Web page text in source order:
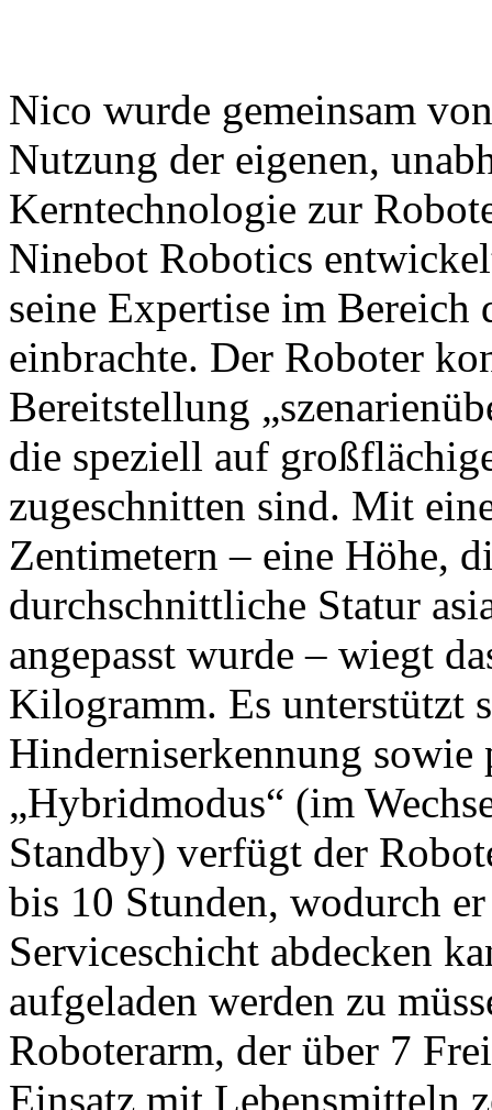
Nico wurde gemeinsam
Nutzung der eigenen,
Kerntechnologie zur
Ninebot Robotics
seine Expertise im
einbrachte. Der Roboter
Bereitstellung
die speziell auf
zugeschnitten sind. Mit
Zentimetern – eine Höhe,
durchschnittliche Statur
angepasst wurde – wiegt
Kilogramm. Es unterstützt
Hinderniserkennung sowie
„Hybridmodus“ (im
Standby) verfügt der
bis 10 Stunden, wodurch
Serviceschicht abdecken
aufgeladen werden zu
Roboterarm, der über 7
Einsatz mit Lebensmitteln